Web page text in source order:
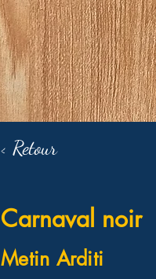
Carnaval noir
Metin Arditi
< Retour